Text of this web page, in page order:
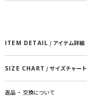
ITEM DETAIL / アイテム詳細
SIZE CHART / サイズチャート
返品 ・ 交換について